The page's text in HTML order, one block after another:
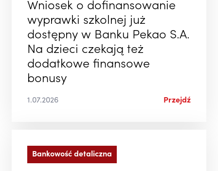
Wniosek o dofinansowanie
wyprawki szkolnej już
dostępny w Banku Pekao S.A.
Na dzieci czekają też
dodatkowe finansowe
bonusy
1.07.2026 Przejdź
Bankowość detaliczna